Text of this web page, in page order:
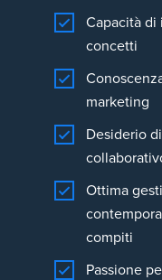
Capacità di
concetti
marketing
Desiderio
Ottima
compiti
Passione